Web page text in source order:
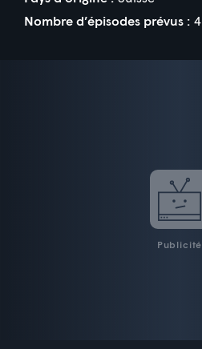
Nombre d’épisodes prévus : 4
Publicité